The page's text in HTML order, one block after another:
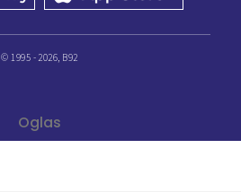
© 1995 - 2026, B92